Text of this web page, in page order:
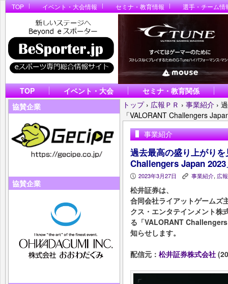
TOP イベント・大会情報 セミナ・教育情報 選手・チーム情
TOP イベント・大会
セミナ・教育関係
協賛企業
協賛企業
トップ › 広報ＰＲ › 事業紹介 ›
「VALORANT Challengers
事業紹介
過去最高の盛り上がり
Challengers Japan
P 2023年3月27日 K 事業紹介, 広
松井証券は、
合同会社ライアットゲームズ
クス・エンタテインメント株
る「VALORANT
知らせします。
配信元： 松井証券株式会社